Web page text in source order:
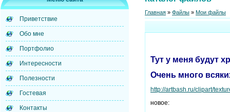
Приветствие
Обо мне
Портфолио
Интересности
Полезности
Гостевая
Контакты
Главная » Файлы » Мои файлы
Тут у меня будут
Очень много
http://artbash.ru/clipart/
новое: